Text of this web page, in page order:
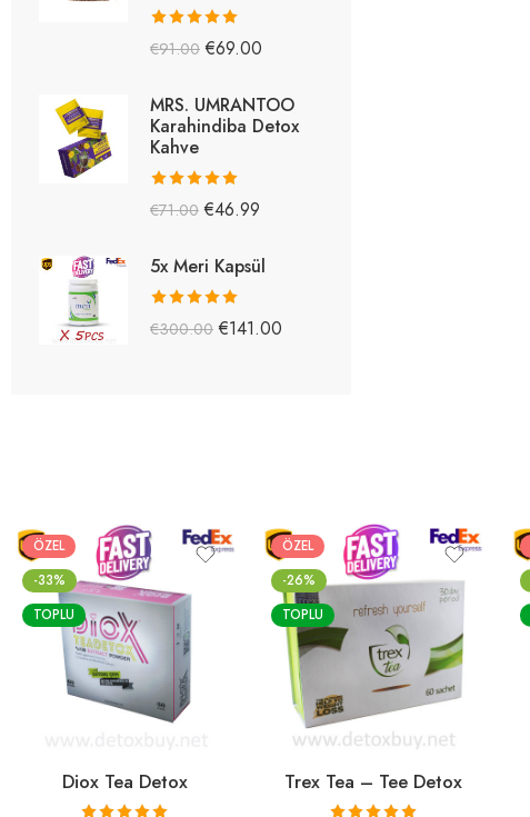
5 üzerinden
€91.00 €69.00
MRS. UMRANTOO
Karahindiba Detox
Kahve
5 üzerinden
€71.00 €46.99
5x Meri Kapsül
5 üzerinden
€300.00 €141.00
ÖZEL
-33%
TOPLU
Diox Tea Detox
ÖZEL
-26%
TOPLU
Trex Tea – Tee Detox